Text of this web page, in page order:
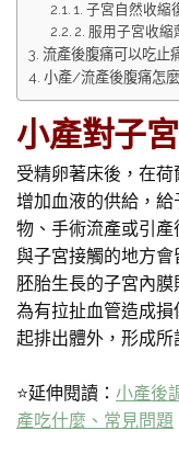
1. 子宮自然收縮
2. 服用子宮收縮
流產後腹痛可以吃止
小產/流產後腹痛怎
小產對子
受精卵著床後，在
增加血液的供給，
物、手術流產或引
與子宮接觸的地方
胚胎生長的子宮內
為有拉扯血管造成
起排出體外，形成所
⭐延伸閱讀： 小產後
產吃什麼、常見問題